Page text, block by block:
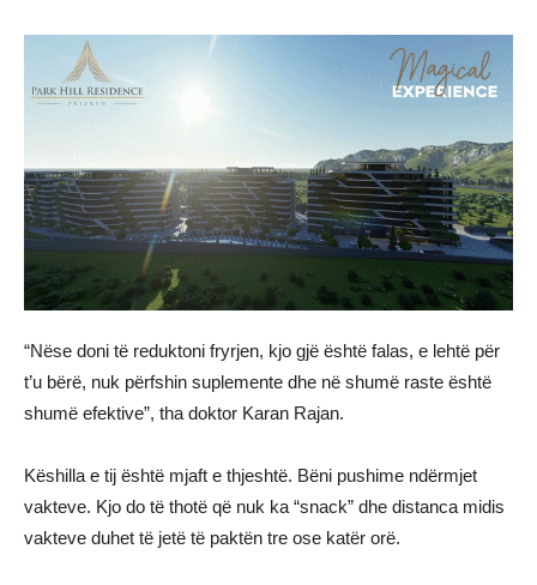
“Nëse doni të reduktoni fryrjen, kjo gjë është falas, e lehtë për
t’u bërë, nuk përfshin suplemente dhe në shumë raste është
shumë efektive”, tha doktor Karan Rajan.
Këshilla e tij është mjaft e thjeshtë. Bëni pushime ndërmjet
vakteve. Kjo do të thotë që nuk ka “snack” dhe distanca midis
vakteve duhet të jetë të paktën tre ose katër orë.